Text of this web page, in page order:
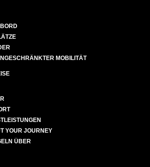
MOBILITÄT
YOUR JOURNEY
ÜBER